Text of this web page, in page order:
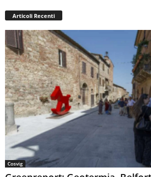
Articoli Recenti
Cosvig